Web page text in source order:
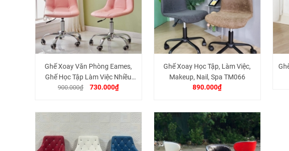
Ghế Xoay Văn Phòng Eames,
Ghế Học Tập Làm Việc Nhiều
Chức Năng, Chân Thép Lưng
900.000₫ 730.000₫
Ghế Xoay Học Tập, Làm Việc,
Makeup, Nail, Spa TM066
890.000₫